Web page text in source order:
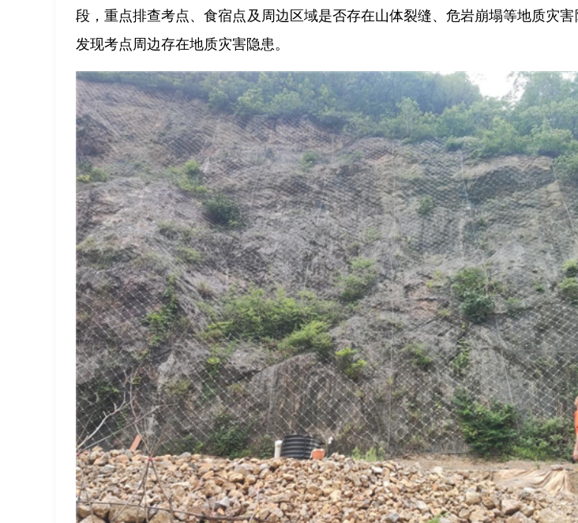
段，重点排查考点、食宿点及周边区域是否存在山体裂缝、危岩崩塌等地质灾
发现考点周边存在地质灾害隐患。